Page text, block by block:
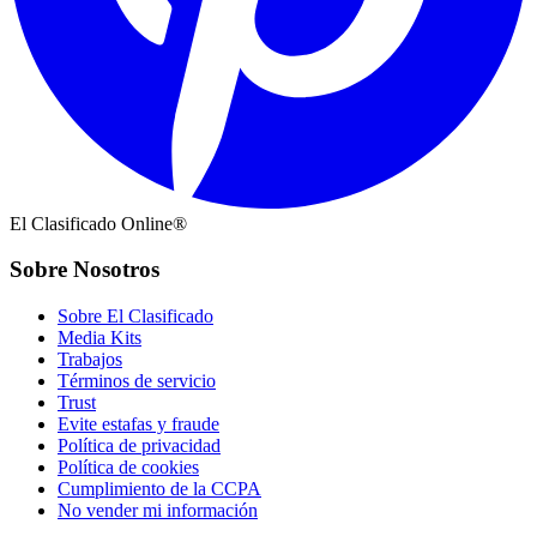
El Clasificado Online®
Sobre Nosotros
Sobre El Clasificado
Media Kits
Trabajos
Términos de servicio
Trust
Evite estafas y fraude
Política de privacidad
Política de cookies
Cumplimiento de la CCPA
No vender mi información